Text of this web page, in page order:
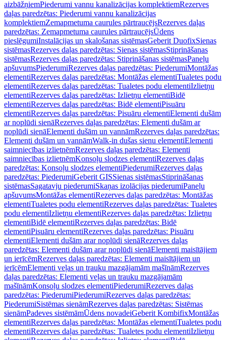
aizbāžņiemPiederumi vannu kanalizācijas komplektiemRezerves
daļas paredzētas: Piederumi vannu kanalizācijas
komplektiemZemapmetuma caurules pārtraucējsRezerves daļas
paredzētas: Zemapmetuma caurules pārtraucējsŪdens
pieslēgumiInstalācijas un skalošanas sistēmasGeberit DuofixSienas
sistēmasRezerves daļas paredzētas: Sienas sistēmasStiprināšanas
sistēmasRezerves daļas paredzētas: Stiprināšanas sistēmasPaneļu
apšuvumsPiederumiRezerves daļas paredzētas: PiederumiMontāžas
elementiRezerves daļas paredzētas: Montāžas elementiTualetes podu
elementiRezerves daļas paredzētas: Tualetes podu elementiIzlietņu
elementiRezerves daļas paredzētas: Izlietņu elementiBidē
elementiRezerves daļas paredzētas: Bidē elementiPisuāru
elementiRezerves daļas paredzētas: Pisuāru elementiElementi dušām
ar noplūdi sienāRezerves daļas paredzētas: Elementi dušām ar
noplūdi sienāElementi dušām un vannāmRezerves daļas paredzētas:
Elementi dušām un vannāmWalk-in dušas sienu elementiElementi
saimniecības izlietnēmRezerves daļas paredzētas: Elementi
saimniecības izlietnēmKonsoļu slodzes elementiRezerves daļas
paredzētas: Konsoļu slodzes elementiPiederumiRezerves daļas
paredzētas: PiederumiGeberit GISSienas sistēmasStiprināšanas
sistēmasSagatavju piederumiSkaņas izolācijas piederumiPaneļu
apšuvumsMontāžas elementiRezerves daļas paredzētas: Montāžas
elementiTualetes podu elementiRezerves daļas paredzētas: Tualetes
podu elementiIzlietņu elementiRezerves daļas paredzētas: Izlietņu
elementiBidē elementiRezerves daļas paredzētas: Bidē
elementiPisuāru elementiRezerves daļas paredzētas: Pisuāru
elementiElementi dušām arar noplūdi sienāRezerves daļas
paredzētas: Elementi dušām arar noplūdi sienāElementi maisītājiem
un ierīcēmRezerves daļas paredzētas: Elementi maisītājiem un
ierīcēmElementi veļas un trauku mazgājamām mašīnāmRezerves
daļas paredzētas: Elementi veļas un trauku mazgājamām
mašīnāmKonsoļu slodzes elementiPiederumiRezerves daļas
paredzētas: PiederumiPiederumiRezerves daļas paredzētas:
PiederumiSistēmas sienāmRezerves daļas paredzētas: Sistēmas
sienāmPadeves sistēmāmŪdens novadeiGeberit KombifixMontāžas
elementiRezerves daļas paredzētas: Montāžas elementiTualetes podu
elementiRezerves daļas paredzētas: Tualetes podu elementiIzlietņu